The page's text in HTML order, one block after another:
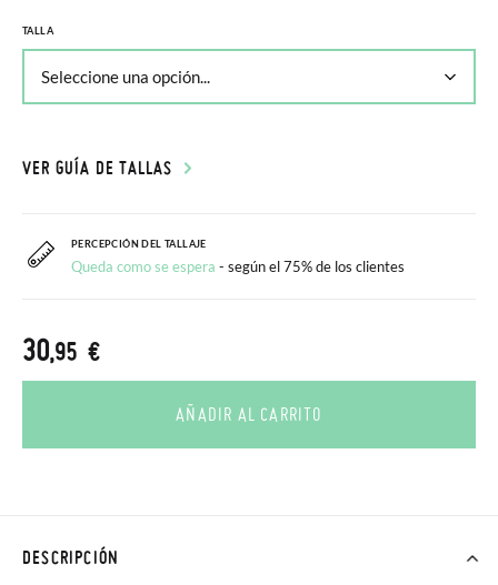
TALLA
VER GUÍA DE TALLAS
PERCEPCIÓN DEL TALLAJE
Queda como se espera - según el 75% de los clientes
30,95 €
AÑADIR AL CARRITO
DESCRIPCIÓN